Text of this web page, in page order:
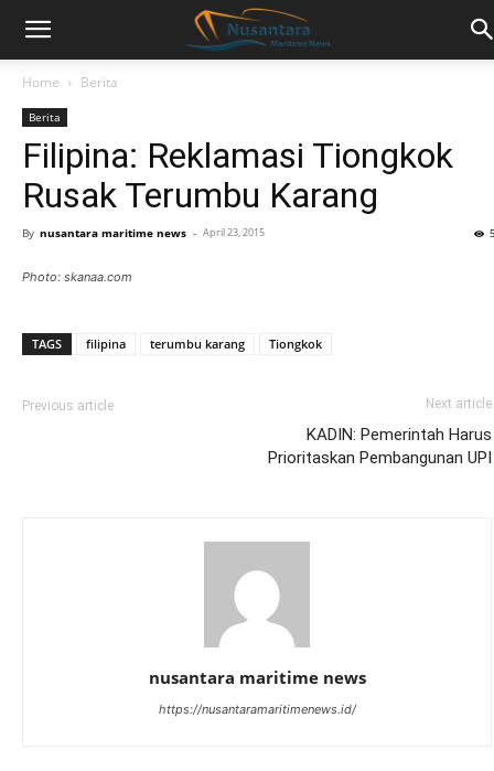
Home Berita
Berita
Filipina: Reklamasi Tiongkok
Rusak Terumbu Karang
By nusantara maritime news - April 23, 2015
Photo: skanaa.com
TAGS filipina terumbu karang Tiongkok
Previous article Next article
KADIN: Pemerintah Harus
Prioritaskan Pembangunan UPI
nusantara maritime news
https://nusantaramaritimenews.id/